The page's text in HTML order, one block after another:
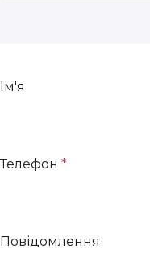
Ім'я
Телефон *
Повідомлення